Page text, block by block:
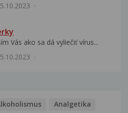
5.10.2023
Vás ako sa dá vyliečiť vírus...
5.10.2023
Analgetika